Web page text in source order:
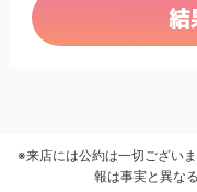
結
※来店には公約は一切ござい
報は事実と異な